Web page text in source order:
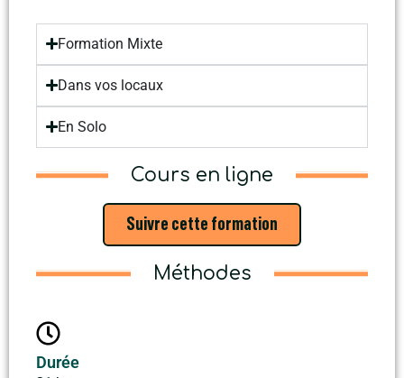
Formation Mixte
Dans vos locaux
En Solo
Cours en ligne
Suivre cette formation
Méthodes
Durée